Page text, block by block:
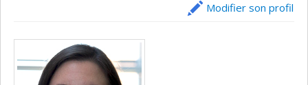
Modifier son profil